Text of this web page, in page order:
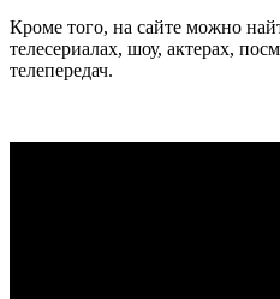
Кроме того, на сайте можно
телесериалах, шоу, актерах,
телепередач.